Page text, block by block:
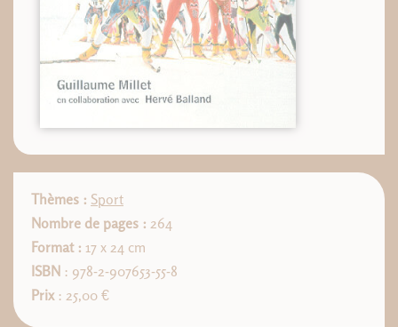
Thèmes : Sport
Nombre de pages : 264
Format : 17 x 24 cm
ISBN : 978-2-907653-55-8
Prix: 25,00 €